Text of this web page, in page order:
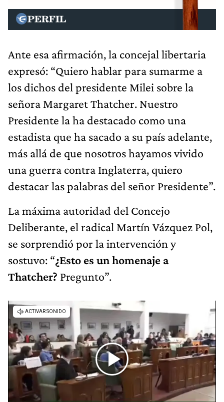
Ante esa afirmación, la concejal libertaria
expresó: “Quiero hablar para sumarme a
los dichos del presidente Milei sobre la
señora Margaret Thatcher. Nuestro
Presidente la ha destacado como una
estadista que ha sacado a su país adelante,
más allá de que nosotros hayamos vivido
una guerra contra Inglaterra, quiero
destacar las palabras del señor Presidente”.
La máxima autoridad del Concejo
Deliberante, el radical Martín Vázquez Pol,
se sorprendió por la intervención y
sostuvo: “¿Esto es un homenaje a
Thatcher? Pregunto”.